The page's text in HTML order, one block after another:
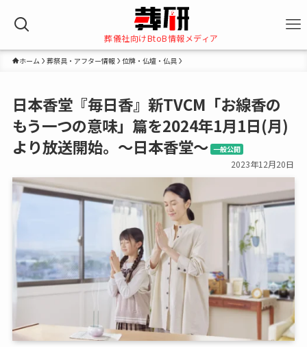
葬儀社向けBtoB情報メディア
ホーム 葬祭具・アフター情報 位牌・仏壇・仏具
日本香堂『毎日香』新TVCM「お線香の
もう一つの意味」篇を2024年1月1日(月)
より放送開始。～日本香堂～ 一般公開
2023年12月20日